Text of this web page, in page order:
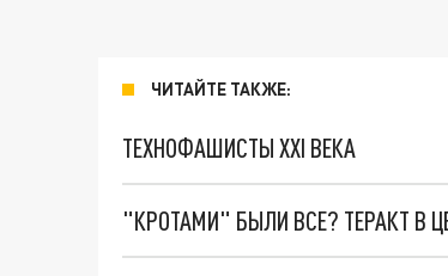
ЧИТАЙТЕ ТАКЖЕ:
ТЕХНОФАШИСТЫ XXI ВЕКА
"КРОТАМИ" БЫЛИ ВСЕ? ТЕРАКТ В